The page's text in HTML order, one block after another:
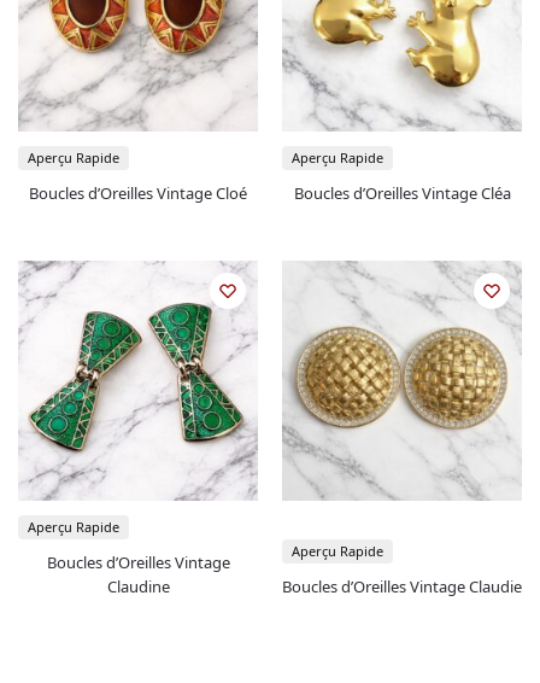
Boucles d’Oreilles Vintage Cloé
Aperçu Rapide
Boucles d’Oreilles Vintage Cléa
Aperçu Rapide
Boucles d’Oreilles Vintage
Claudine
Aperçu Rapide
Boucles d’Oreilles Vintage Claudie
Aperçu Rapide